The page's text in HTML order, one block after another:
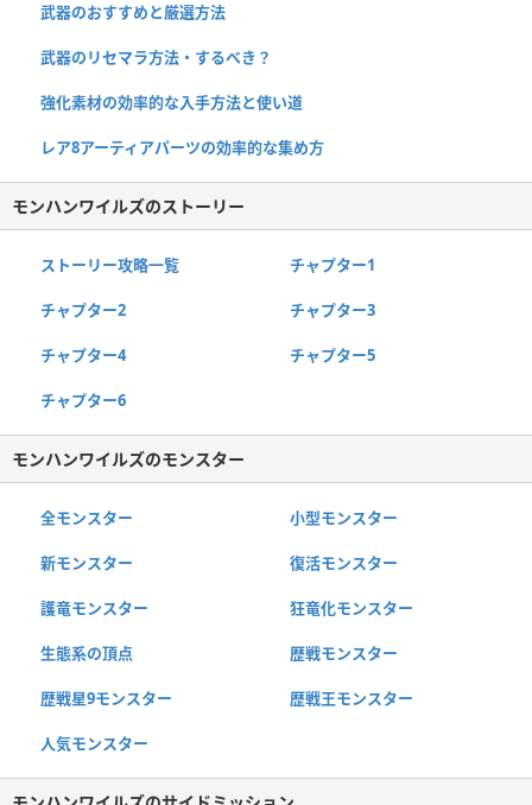
武器のおすすめと厳選方法
武器のリセマラ方法・するべき？
強化素材の効率的な入手方法と使い道
レア8アーティアパーツの効率的な集め方
モンハンワイルズのストーリー
ストーリー攻略一覧 チャプター1
チャプター2 チャプター3
チャプター4 チャプター5
チャプター6
モンハンワイルズのモンスター
全モンスター 小型モンスター
新モンスター 復活モンスター
護竜モンスター 狂竜化モンスター
生態系の頂点 歴戦モンスター
歴戦星9モンスター 歴戦王モンスター
人気モンスター